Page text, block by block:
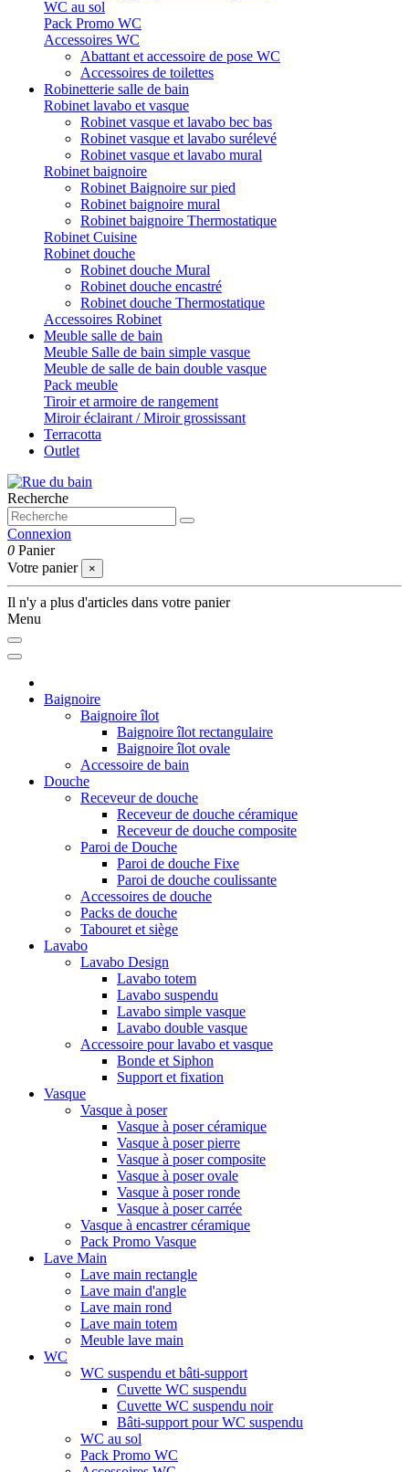
WC au sol
Pack Promo WC
Accessoires WC
Abattant et accessoire de pose WC
Accessoires de toilettes
Robinetterie salle de bain
Robinet lavabo et vasque
Robinet vasque et lavabo bec bas
Robinet vasque et lavabo surélevé
Robinet vasque et lavabo mural
Robinet baignoire
Robinet Baignoire sur pied
Robinet baignoire mural
Robinet baignoire Thermostatique
Robinet Cuisine
Robinet douche
Robinet douche Mural
Robinet douche encastré
Robinet douche Thermostatique
Accessoires Robinet
Meuble salle de bain
Meuble Salle de bain simple vasque
Meuble de salle de bain double vasque
Pack meuble
Tiroir et armoire de rangement
Miroir éclairant / Miroir grossissant
Terracotta
Outlet
Recherche
Connexion
0 Panier
Votre panier
×
Il n'y a plus d'articles dans votre panier
Menu
Baignoire
Baignoire îlot
Baignoire îlot rectangulaire
Baignoire îlot ovale
Accessoire de bain
Douche
Receveur de douche
Receveur de douche céramique
Receveur de douche composite
Paroi de Douche
Paroi de douche Fixe
Paroi de douche coulissante
Accessoires de douche
Packs de douche
Tabouret et siège
Lavabo
Lavabo Design
Lavabo totem
Lavabo suspendu
Lavabo simple vasque
Lavabo double vasque
Accessoire pour lavabo et vasque
Bonde et Siphon
Support et fixation
Vasque
Vasque à poser
Vasque à poser céramique
Vasque à poser pierre
Vasque à poser composite
Vasque à poser ovale
Vasque à poser ronde
Vasque à poser carrée
Vasque à encastrer céramique
Pack Promo Vasque
Lave Main
Lave main rectangle
Lave main d'angle
Lave main rond
Lave main totem
Meuble lave main
WC
WC suspendu et bâti-support
Cuvette WC suspendu
Cuvette WC suspendu noir
Bâti-support pour WC suspendu
WC au sol
Pack Promo WC